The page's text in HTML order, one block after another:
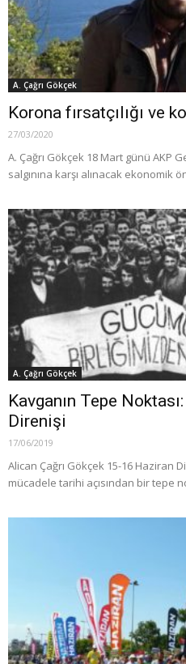
A. Çağrı Gökçek
Korona fırsatçılığı ve
27/03/2020
A. Çağrı Gökçek 18 Mart günü AKP
salgınına karşı alınacak ekonomik
A. Çağrı Gökçek
Kavganın Tepe
Direnişi
17/06/2019
Alican Çağrı Gökçek 15-16 Haziran
mücadele tarihi açısından bir tepe